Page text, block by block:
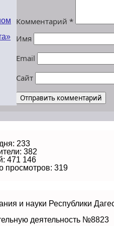
Комментарий *
Имя
Email
Сайт
233
382
471 146
просмотров: 319
и науки Республики
деятельность №8823